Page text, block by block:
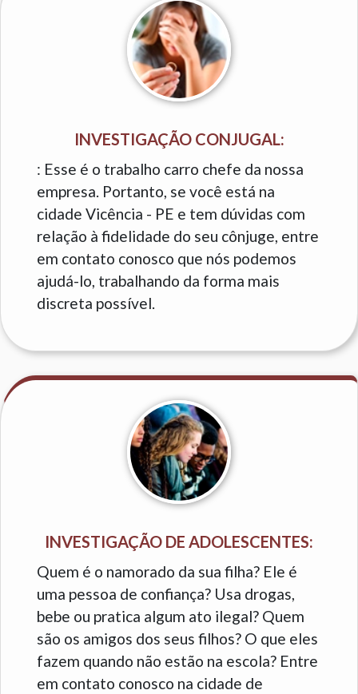
INVESTIGAÇÃO CONJUGAL:
: Esse é o trabalho carro chefe da nossa
empresa. Portanto, se você está na
cidade Vicência - PE e tem dúvidas com
relação à fidelidade do seu cônjuge, entre
em contato conosco que nós podemos
ajudá-lo, trabalhando da forma mais
discreta possível.
INVESTIGAÇÃO DE ADOLESCENTES:
Quem é o namorado da sua filha? Ele é
uma pessoa de confiança? Usa drogas,
bebe ou pratica algum ato ilegal? Quem
são os amigos dos seus filhos? O que eles
fazem quando não estão na escola? Entre
em contato conosco na cidade de